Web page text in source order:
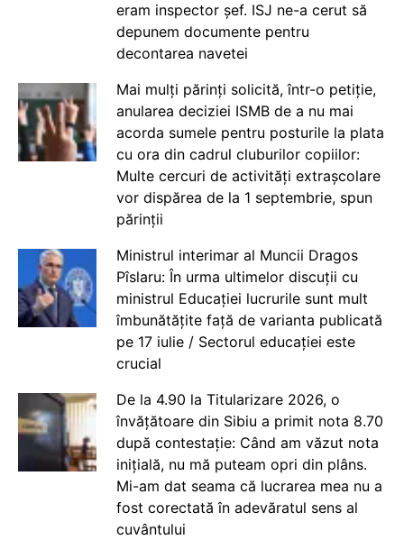
eram inspector șef. ISJ ne-a cerut să
depunem documente pentru
decontarea navetei
Mai mulți părinți solicită, într-o petiție,
anularea deciziei ISMB de a nu mai
acorda sumele pentru posturile la plata
cu ora din cadrul cluburilor copiilor:
Multe cercuri de activități extrașcolare
vor dispărea de la 1 septembrie, spun
părinții
Ministrul interimar al Muncii Dragos
Pîslaru: În urma ultimelor discuții cu
ministrul Educației lucrurile sunt mult
îmbunătățite față de varianta publicată
pe 17 iulie / Sectorul educației este
crucial
De la 4.90 la Titularizare 2026, o
învățătoare din Sibiu a primit nota 8.70
după contestație: Când am văzut nota
inițială, nu mă puteam opri din plâns.
Mi-am dat seama că lucrarea mea nu a
fost corectată în adevăratul sens al
cuvântului